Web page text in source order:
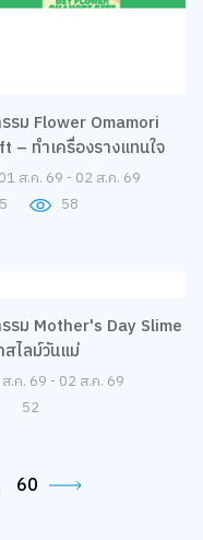
รม Flower Omamori
– ทำเครื่องรางแทนใจ
01 ส.ค. 69 - 02 ส.ค. 69
5
58
รม Mother's Day Slime
สไลม์วันแม่
.ค. 69 - 02 ส.ค. 69
52